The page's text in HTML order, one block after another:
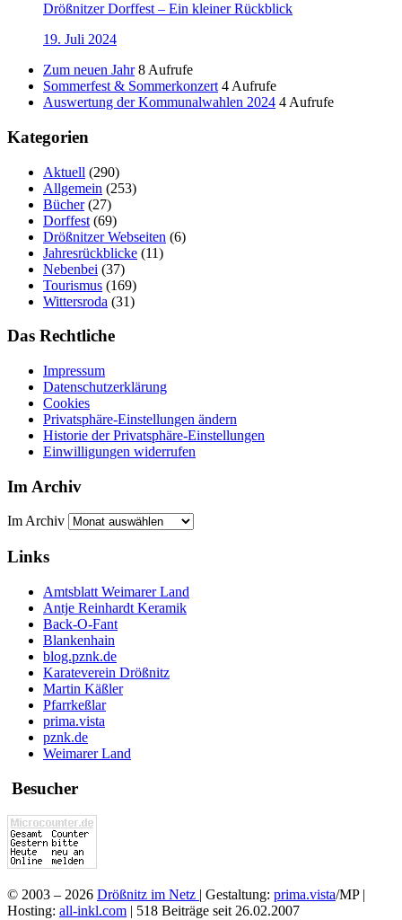
Drößnitzer Dorffest – Ein kleiner Rückblick
19. Juli 2024
Zum neuen Jahr 8 Aufrufe
Sommerfest & Sommerkonzert 4 Aufrufe
Auswertung der Kommunalwahlen 2024 4 Aufrufe
Kategorien
Aktuell (290)
Allgemein (253)
Bücher(27)
Dorffest (69)
Drößnitzer Webseiten (6)
Jahresrückblicke (11)
Nebenbei (37)
Tourismus (169)
Wittersroda (31)
Das Rechtliche
Impressum
Datenschutzerklärung
Cookies
Privatsphäre-Einstellungen ändern
Historie der Privatsphäre-Einstellungen
Einwilligungen widerrufen
Im Archiv
Im Archiv
Links
Amtsblatt Weimarer Land
Antje Reinhardt Keramik
Back-O-Fant
Blankenhain
blog.pznk.de
Karateverein Drößnitz
Martin Käßler
Pfarrkeßlar
prima.vista
pznk.de
Weimarer Land
Besucher
© 2003 – 2026 Drößnitz im Netz | Gestaltung: prima.vista/MP |
Hosting: all-inkl.com | 518 Beiträge seit 26.02.2007